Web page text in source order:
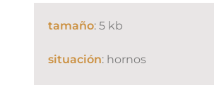
tamaño: 5 kb
situación: hornos